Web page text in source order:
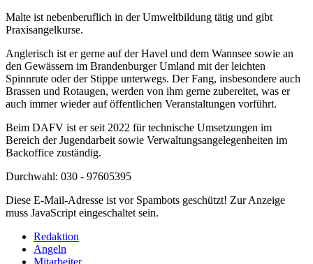
Malte ist nebenberuflich in der Umweltbildung tätig und gibt
Praxisangelkurse.
Anglerisch ist er gerne auf der Havel und dem Wannsee sowie an
den Gewässern im Brandenburger Umland mit der leichten
Spinnrute oder der Stippe unterwegs. Der Fang, insbesondere auch
Brassen und Rotaugen, werden von ihm gerne zubereitet, was er
auch immer wieder auf öffentlichen Veranstaltungen vorführt.
Beim DAFV ist er seit 2022 für technische Umsetzungen im
Bereich der Jugendarbeit sowie Verwaltungsangelegenheiten im
Backoffice zuständig.
Durchwahl: 030 - 97605395
Diese E-Mail-Adresse ist vor Spambots geschützt! Zur Anzeige
muss JavaScript eingeschaltet sein.
Redaktion
Angeln
Mitarbeiter